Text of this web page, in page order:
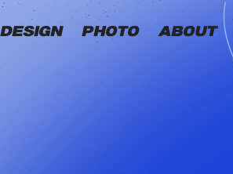
DESIGN PHOTO ABOUT